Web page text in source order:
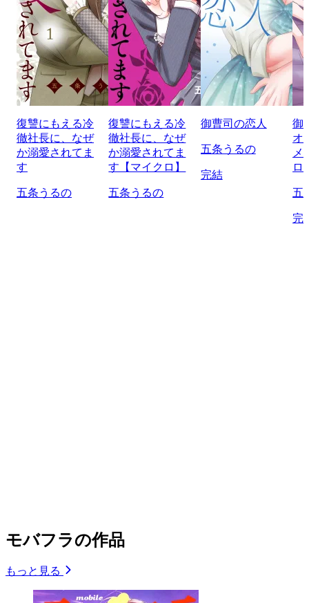
復讐にもえる冷
徹社長に、なぜ
か溺愛されてま
す
五条うるの
復讐にもえる冷
徹社長に、なぜ
か溺愛されてま
す【マイクロ】
五条うるの
御曹司の恋人
五条うるの
完結
御
オ
メ
ロ
五
完
モバフラの作品
もっと見る